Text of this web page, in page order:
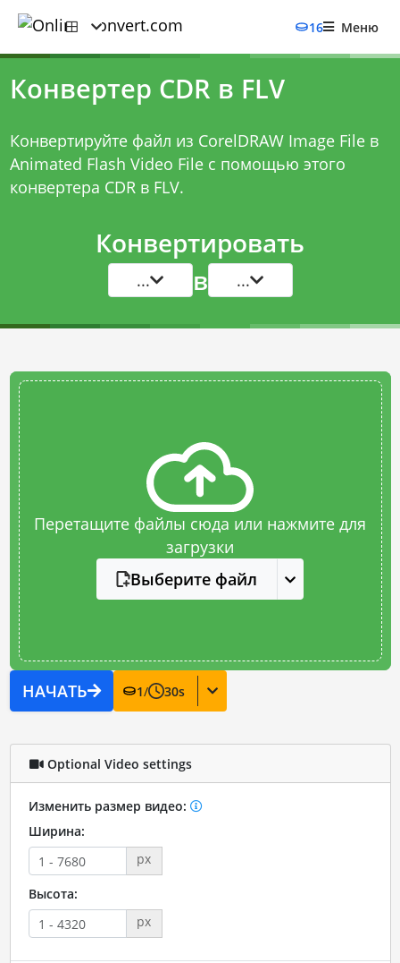
16 Меню
Конвертер CDR в FLV
Конвертируйте файл из CorelDRAW Image File в
Animated Flash Video File с помощью этого
конвертера CDR в FLV.
Конвертировать
... в ...
Перетащите файлы сюда или нажмите для
загрузки
Выберите файл
НАЧАТЬ 1/ 30s
Optional Video settings
Изменить размер видео:
Ширина:
px
Высота:
px